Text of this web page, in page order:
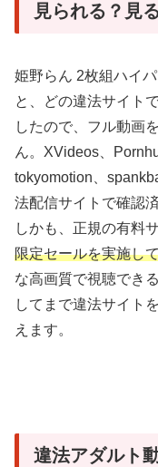
見られる？見
姫野らん 2枚組ハイ
と、どの違法サイト
したので、フル動画
ん。XVideos、
tokyomotion、
法配信サイトで確認済
しかも、正規の有料
限定セールを実施し
な高画質で視聴でき
してまで違法サイト
えます。
違法アダルト